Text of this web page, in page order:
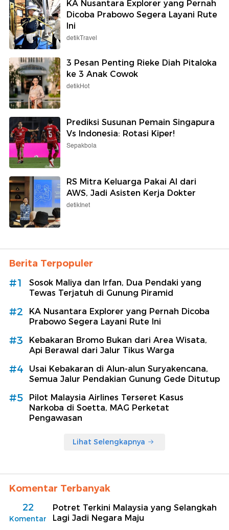
KA Nusantara Explorer yang Pernah
Dicoba Prabowo Segera Layani Rute
Ini
detikTravel
3 Pesan Penting Rieke Diah Pitaloka
ke 3 Anak Cowok
detikHot
Prediksi Susunan Pemain Singapura
Vs Indonesia: Rotasi Kiper!
Sepakbola
RS Mitra Keluarga Pakai AI dari
AWS, Jadi Asisten Kerja Dokter
detikInet
Berita Terpopuler
#1
Sosok Maliya dan Irfan, Dua Pendaki yang
Tewas Terjatuh di Gunung Piramid
#2
KA Nusantara Explorer yang Pernah Dicoba
Prabowo Segera Layani Rute Ini
#3
Kebakaran Bromo Bukan dari Area Wisata,
Api Berawal dari Jalur Tikus Warga
#4
Usai Kebakaran di Alun-alun Suryakencana,
Semua Jalur Pendakian Gunung Gede Ditutup
#5
Pilot Malaysia Airlines Terseret Kasus
Narkoba di Soetta, MAG Perketat
Pengawasan
Lihat Selengkapnya
Komentar Terbanyak
22
Komentar
Potret Terkini Malaysia yang Selangkah
Lagi Jadi Negara Maju